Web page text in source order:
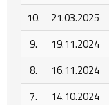
10.
21.03.2025
9.
19.11.2024
8.
16.11.2024
7.
14.10.2024